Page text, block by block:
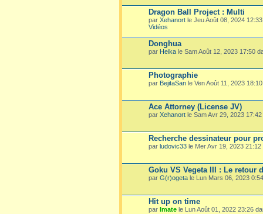
Dragon Ball Project : Multi
par Xehanort le Jeu Août 08, 2024
Vidéos
Donghua
par Heika le Sam Août 12, 2023 17:50
Photographie
par BejitaSan le Ven Août 11, 2023
Ace Attorney (License JV)
par Xehanort le Sam Avr 29, 2023
Recherche dessinateur pour
par ludovic33 le Mer Avr 19, 2023
Goku VS Vegeta III : Le retour
par G(r)ogeta le Lun Mars 06, 2023
Hit up on time
par Imate le Lun Août 01, 2022 23:26